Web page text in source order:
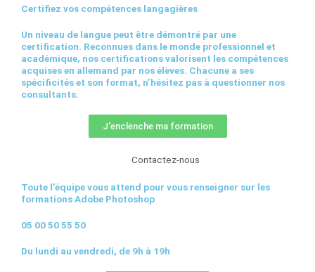
Certifiez vos compétences langagières
Un niveau de langue peut être démontré par une
certification. Reconnues dans le monde professionnel et
académique, nos certifications valorisent les compétences
acquises en allemand par nos élèves. Chacune a ses
spécificités et son format, n’hésitez pas à questionner nos
consultants.
J'enclenche ma formation
Contactez-nous
Toute l’équipe vous attend pour vous renseigner sur les
formations Adobe Photoshop
05 00 50 55 50
Du lundi au vendredi, de 9h à 19h